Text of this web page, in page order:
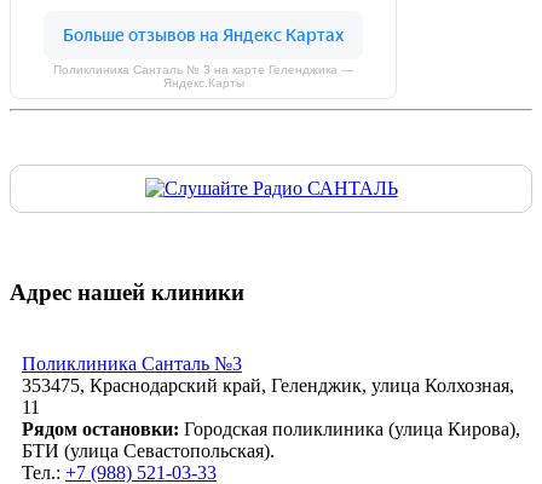
Поликлиника Санталь № 3 на карте Геленджика —
Яндекс.Карты
Адрес нашей клиники
Поликлиника Санталь №3
353475, Краснодарский край, Геленджик, улица Колхозная,
11
Рядом остановки: Городская поликлиника (улица Кирова),
БТИ (улица Севастопольская).
Тел.: +7 (988) 521-03-33